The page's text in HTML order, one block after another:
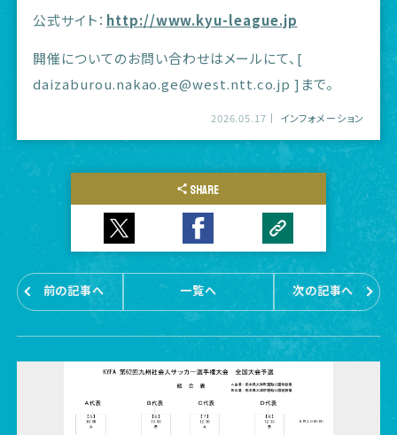
公式サイト： http://www.kyu-league.jp
開催についてのお問い合わせはメールにて、[
daizaburou.nakao.ge@west.ntt.co.jp ]まで。
2026.05.17 インフォメーション
SHARE
前の記事へ 一覧へ 次の記事へ